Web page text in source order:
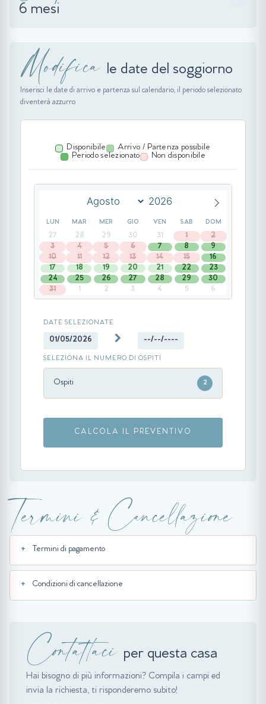
6 mesi
Modifica le date del soggiorno
Inserisci le date di arrivo e partenza sul calendario, il periodo selezionato
diventerà azzurro
Disponibile
Arrivo / Partenza possibile
Periodo selezionato
Non disponibile
LUN MAR MER GIO VEN SAB DOM
27 28 29 30 31 1
2
3
4 5 6 7 8
9
10
11 12 13 14 15
16
17
18 19 20 21 22
23
24
25 26 27 28 29
30
31
1 2 3 4 5 6
DATE SELEZIONATE
01/05/2026 --/--/----
SELEZIONA IL NUMERO DI OSPITI
Ospiti 2
CALCOLA IL PREVENTIVO
Termini & Cancellazione
Termini di pagamento
Condizioni di cancellazione
Contattaci per questa casa
Hai bisogno di più informazioni? Compila i campi ed
invia la richiesta, ti risponderemo subito!